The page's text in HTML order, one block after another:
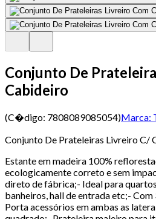
Conjunto De
Cabideiro
(C�digo: 7808089085054)Marca:
Conjunto De Prateleiras Livreiro C/
Estante em madeira 100%
ecologicamente correto e sem
direto de fábrica;- Ideal para
banheiros, hall de entrada etc;-
Porta acessórios em ambas as